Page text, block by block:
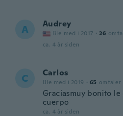
A Audrey
Ble med i 2017 · 26
ca. 4 år siden
C Carlos
Ble med i 2019 · 65 omtaler
Graciasmuy bonito
cuerpo
ca. 4 år siden